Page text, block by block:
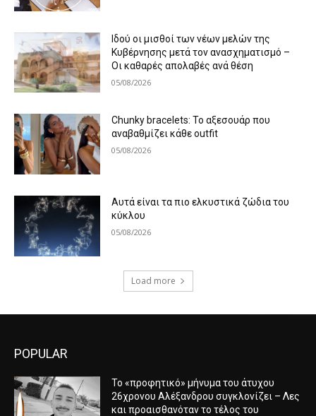
Ιδού οι μισθοί των νέων μελών της
Κυβέρνησης μετά τον ανασχηματισμό –
Οι καθαρές απολαβές ανά θέση
05/08/2026
Chunky bracelets: Το αξεσουάρ που
αναβαθμίζει κάθε outfit
05/08/2026
Αυτά είναι τα πιο ελκυστικά ζώδια του
κύκλου
05/08/2026
Load more
POPULAR
Το «προφητικό» μήνυμα του άτυχου
26χρονου Αλέξανδρου συγκλονίζει – Λες
και προαισθανόταν το τέλος του